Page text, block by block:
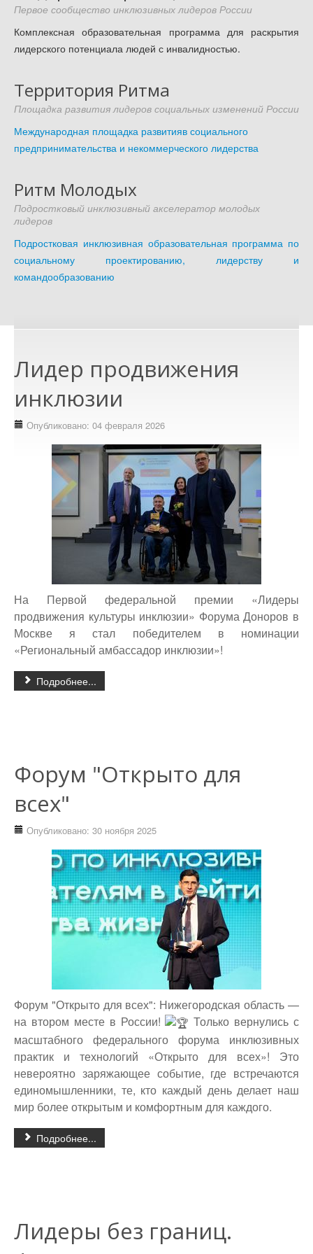
Доступность - что это?
Наш аудит доступности
Подтверждение доступности
Наши проекты
Our projects
Публичная отетность
Our public reporting
Контакты
Our contact
Первое сообщество инклюзивных лидеров России
Комплексная образовательная программа для раскрытия
лидерского потенциала людей с инвалидностью.
Территория Ритма
Площадка развития лидеров социальных изменений России
Международная площадка развитияв социального
предпринимательства и некоммерческого лидерства
Ритм Молодых
Подростковый инклюзивный акселератор молодых
лидеров
Подростковая инклюзивная образовательная программа по
социальному проектированию, лидерству и
командообразованию
Лидер продвижения
инклюзии
Опубликовано: 04 февраля 2026
На Первой федеральной премии «Лидеры
продвижения культуры инклюзии» Форума Доноров в
Москве я стал победителем в номинации
«Региональный амбассадор инклюзии»!
Подробнее...
Форум "Открыто для
всех"
Опубликовано: 30 ноября 2025
Форум "Открыто для всех": Нижегородская область —
на втором месте в России!
Только вернулись с
масштабного федерального форума инклюзивных
практик и технологий «Открыто для всех»! Это
невероятно заряжающее событие, где встречаются
единомышленники, те, кто каждый день делает наш
мир более открытым и комфортным для каждого.
Подробнее...
Лидеры без границ.